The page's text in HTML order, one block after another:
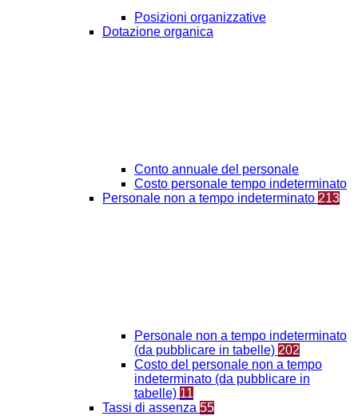
Posizioni organizzative
Dotazione organica
Conto annuale del personale
Costo personale tempo indeterminato
Personale non a tempo indeterminato 213
Personale non a tempo indeterminato
(da pubblicare in tabelle) 202
Costo del personale non a tempo
indeterminato (da pubblicare in
tabelle) 11
Tassi di assenza 55